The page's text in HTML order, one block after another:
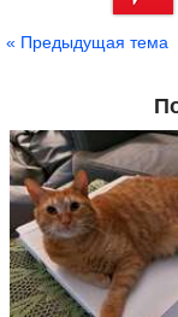
« Предыдущая тема